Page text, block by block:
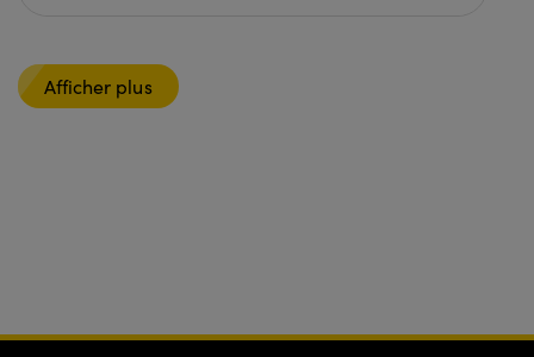
Afficher plus